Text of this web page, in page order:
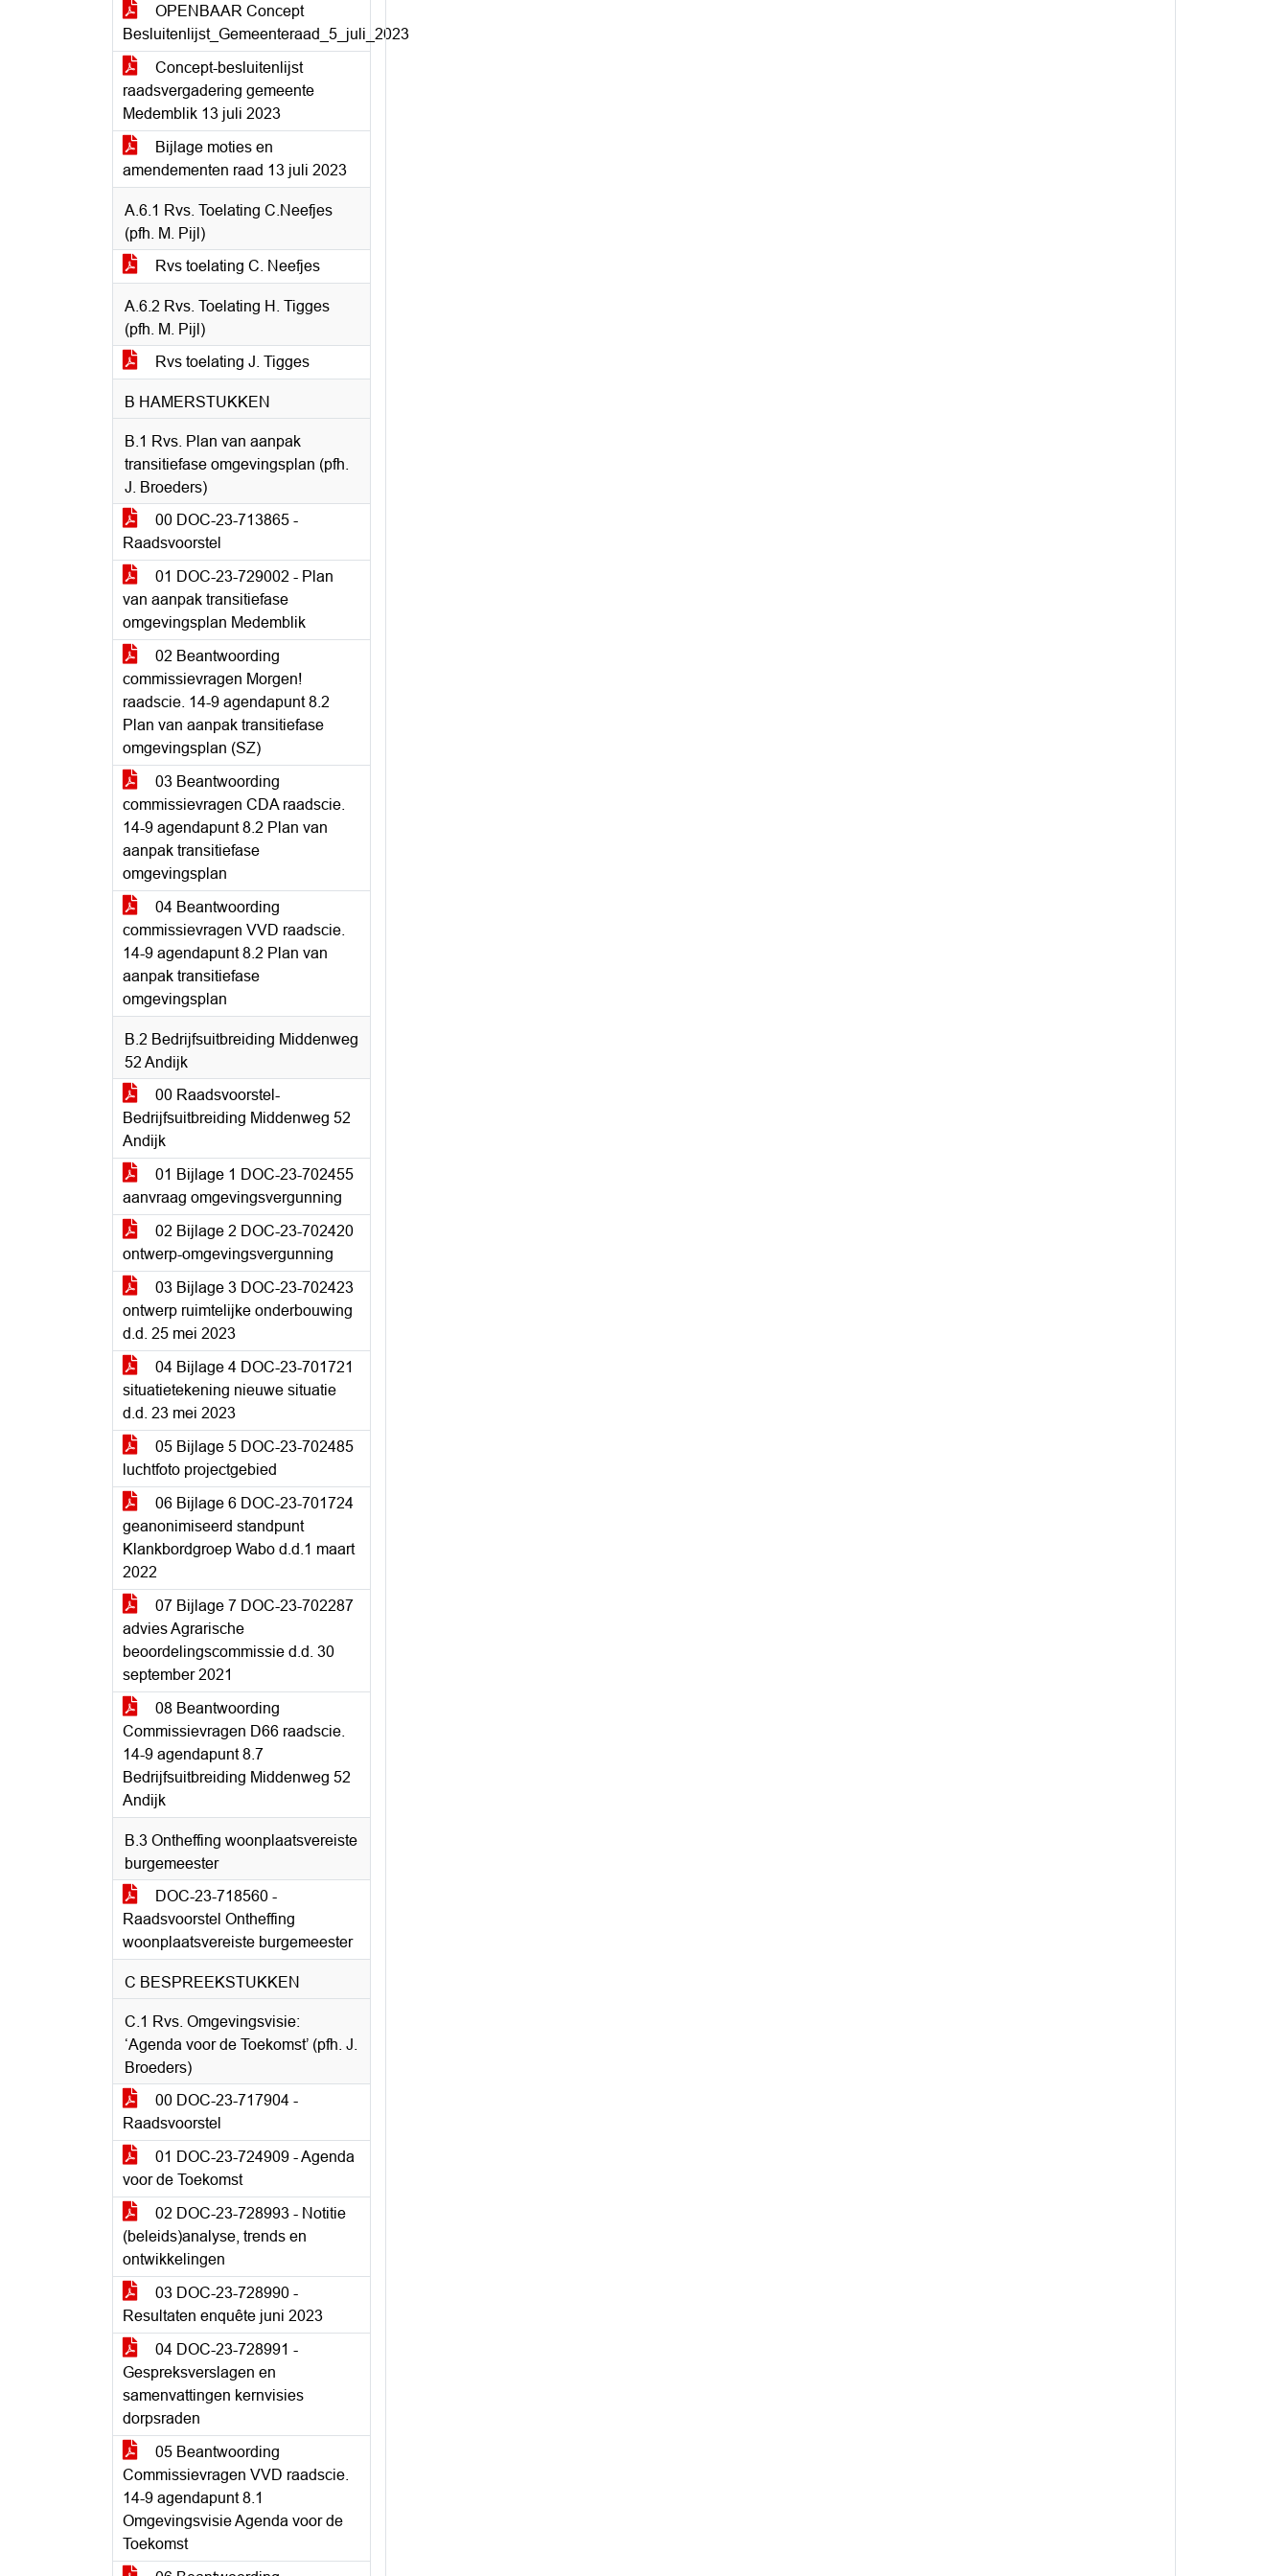
OPENBAAR Concept
Besluitenlijst_Gemeenteraad_5_juli_2023
Concept-besluitenlijst
raadsvergadering gemeente
Medemblik 13 juli 2023
Bijlage moties en
amendementen raad 13 juli 2023
A.6.1 Rvs. Toelating C.Neefjes
(pfh. M. Pijl)
Rvs toelating C. Neefjes
A.6.2 Rvs. Toelating H. Tigges
(pfh. M. Pijl)
Rvs toelating J. Tigges
B HAMERSTUKKEN
B.1 Rvs. Plan van aanpak
transitiefase omgevingsplan (pfh.
J. Broeders)
00 DOC-23-713865 -
Raadsvoorstel
01 DOC-23-729002 - Plan
van aanpak transitiefase
omgevingsplan Medemblik
02 Beantwoording
commissievragen Morgen!
raadscie. 14-9 agendapunt 8.2
Plan van aanpak transitiefase
omgevingsplan (SZ)
03 Beantwoording
commissievragen CDA raadscie.
14-9 agendapunt 8.2 Plan van
aanpak transitiefase
omgevingsplan
04 Beantwoording
commissievragen VVD raadscie.
14-9 agendapunt 8.2 Plan van
aanpak transitiefase
omgevingsplan
B.2 Bedrijfsuitbreiding Middenweg
52 Andijk
00 Raadsvoorstel-
Bedrijfsuitbreiding Middenweg 52
Andijk
01 Bijlage 1 DOC-23-702455
aanvraag omgevingsvergunning
02 Bijlage 2 DOC-23-702420
ontwerp-omgevingsvergunning
03 Bijlage 3 DOC-23-702423
ontwerp ruimtelijke onderbouwing
d.d. 25 mei 2023
04 Bijlage 4 DOC-23-701721
situatietekening nieuwe situatie
d.d. 23 mei 2023
05 Bijlage 5 DOC-23-702485
luchtfoto projectgebied
06 Bijlage 6 DOC-23-701724
geanonimiseerd standpunt
Klankbordgroep Wabo d.d.1 maart
2022
07 Bijlage 7 DOC-23-702287
advies Agrarische
beoordelingscommissie d.d. 30
september 2021
08 Beantwoording
Commissievragen D66 raadscie.
14-9 agendapunt 8.7
Bedrijfsuitbreiding Middenweg 52
Andijk
B.3 Ontheffing woonplaatsvereiste
burgemeester
DOC-23-718560 -
Raadsvoorstel Ontheffing
woonplaatsvereiste burgemeester
C BESPREEKSTUKKEN
C.1 Rvs. Omgevingsvisie:
‘Agenda voor de Toekomst’ (pfh. J.
Broeders)
00 DOC-23-717904 -
Raadsvoorstel
01 DOC-23-724909 - Agenda
voor de Toekomst
02 DOC-23-728993 - Notitie
(beleids)analyse, trends en
ontwikkelingen
03 DOC-23-728990 -
Resultaten enquête juni 2023
04 DOC-23-728991 -
Gespreksverslagen en
samenvattingen kernvisies
dorpsraden
05 Beantwoording
Commissievragen VVD raadscie.
14-9 agendapunt 8.1
Omgevingsvisie Agenda voor de
Toekomst